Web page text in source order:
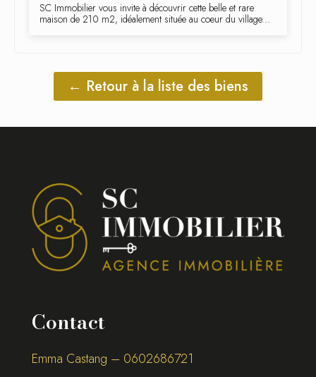
SC Immobilier vous invite à découvrir cette belle et rare
maison de 210 m2, idéalement située au coeur du village...
← Retour à la liste des biens
Contact
Emma Castang – 0602686721